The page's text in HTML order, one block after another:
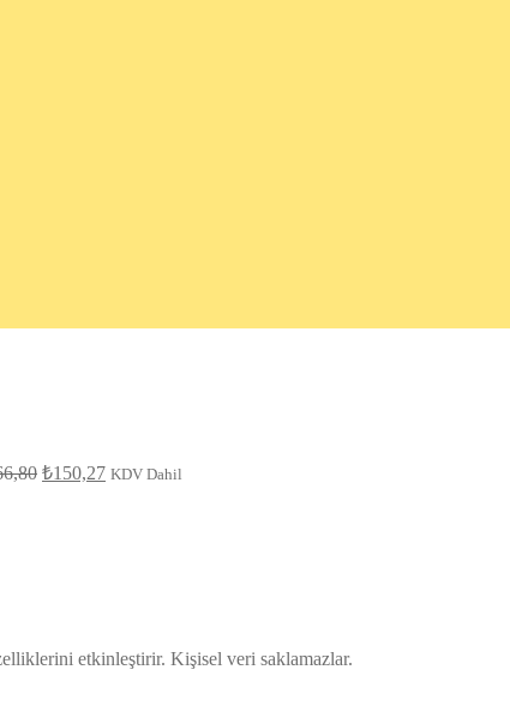
Orijinal
₺150,27Şu
KDV Dahil
etkinleştirir. Kişisel veri saklamazlar.